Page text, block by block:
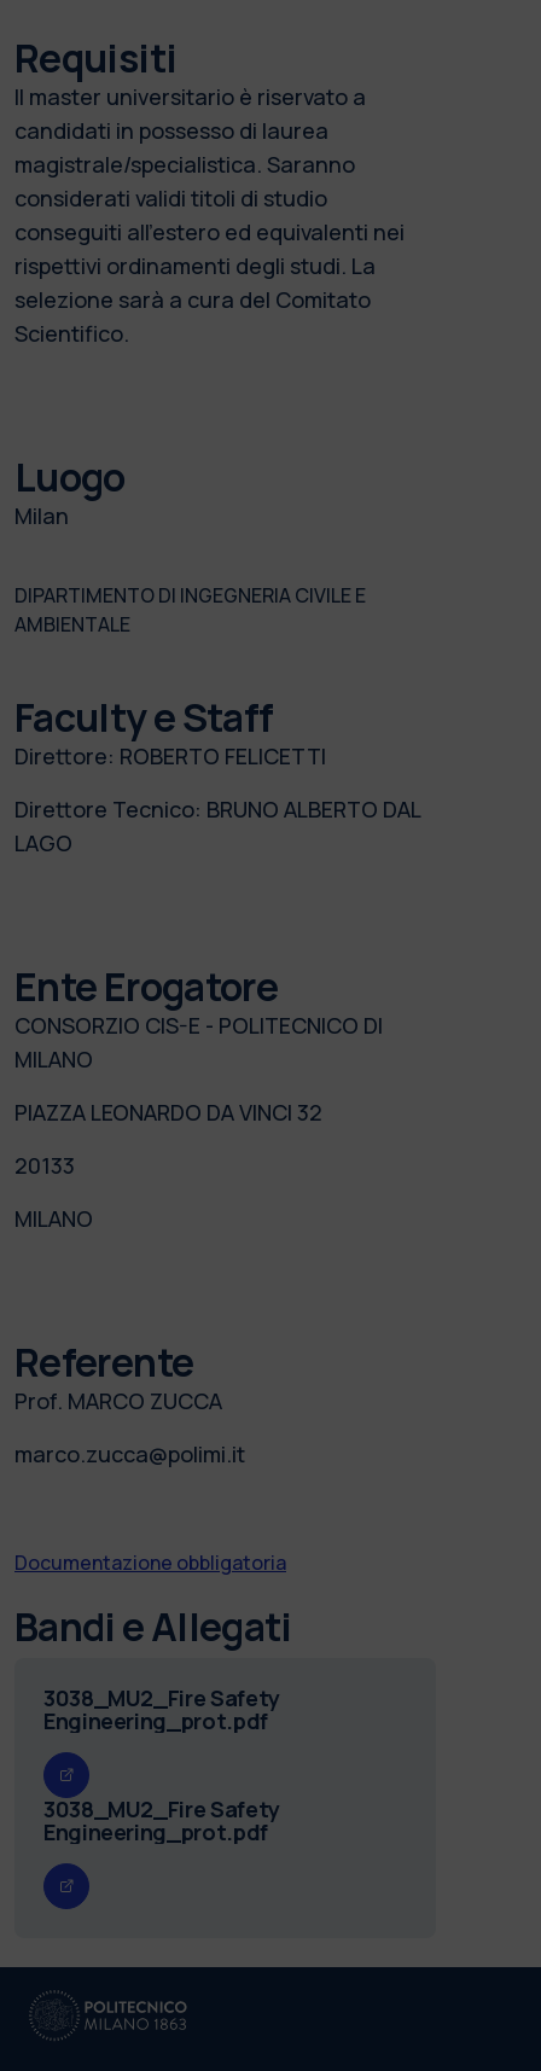
Requisiti
Il master universitario è riservato a
candidati in possesso di laurea
magistrale/specialistica. Saranno
considerati validi titoli di studio
conseguiti all'estero ed equivalenti nei
rispettivi ordinamenti degli studi. La
selezione sarà a cura del Comitato
Scientifico.
Luogo
Milan
DIPARTIMENTO DI INGEGNERIA CIVILE E
AMBIENTALE
Faculty e Staff
Direttore: ROBERTO FELICETTI
Direttore Tecnico: BRUNO ALBERTO DAL
LAGO
Ente Erogatore
CONSORZIO CIS-E - POLITECNICO DI
MILANO
PIAZZA LEONARDO DA VINCI 32
20133
MILANO
Referente
Prof. MARCO ZUCCA
marco.zucca@polimi.it
Documentazione obbligatoria
Bandi e Allegati
3038_MU2_Fire Safety
Engineering_prot.pdf
3038_MU2_Fire Safety
Engineering_prot.pdf